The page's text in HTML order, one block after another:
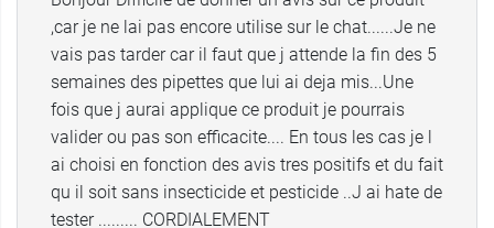
La solution se disperse ainsi rapidement et
uniformément sur l'ensemble du corps.
Brossez ensuite le pelage afin d'en éliminer les
parasites immobilisés.
La quantité à utiliser est de 1 pipette de 1 ml, à
renouveler tous les 10 jours ou en cas de bain
prolongé.
,car je ne lai pas encore utilise sur le chat......Je ne
vais pas tarder car il faut que j attende la fin des 5
semaines des pipettes que lui ai deja mis...Une
fois que j aurai applique ce produit je pourrais
valider ou pas son efficacite.... En tous les cas je l
ai choisi en fonction des avis tres positifs et du fait
qu il soit sans insecticide et pesticide ..J ai hate de
tester ......... CORDIALEMENT